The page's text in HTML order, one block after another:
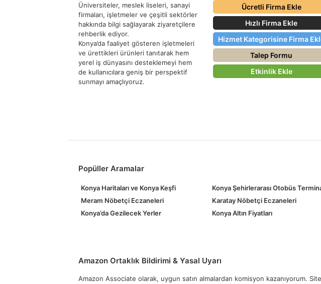
Üniversiteler, meslek liseleri, sanayi
firmaları, işletmeler ve çeşitli sektörler
hakkında bilgi sağlayarak ziyaretçilere
rehberlik ediyor.
Konya’da faaliyet gösteren işletmeleri
ve ürettikleri ürünleri tanıtarak hem
yerel iş dünyasını desteklemeyi hem
de kullanıcılara geniş bir perspektif
sunmayı amaçlıyoruz.
Ücretli Firma Ekle
Hızlı Firma Ekle
Hizmet Kategorisine Firma
Talep Formu
Etkinlik Ekle
Popüller Aramalar
Konya Haritaları ve Konya Keşfi Konya Şehirlerarası Otobüs
Meram Nöbetçi Eczaneleri
Karatay Nöbetçi Eczaneleri
Konya’da Gezilecek Yerler
Konya Altın Fiyatları
Amazon Ortaklık Bildirimi & Yasal Uyarı
Amazon Associate olarak, uygun satın almalardan komisyon kazanıyorum.